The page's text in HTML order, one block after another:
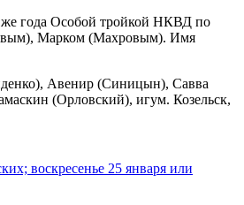
же года Особой тройкой НКВД по
Марком (Махровым). Имя
Авенир (Синицын), Савва
(Орловский), игум. Козельск,
воскресенье 25 января или